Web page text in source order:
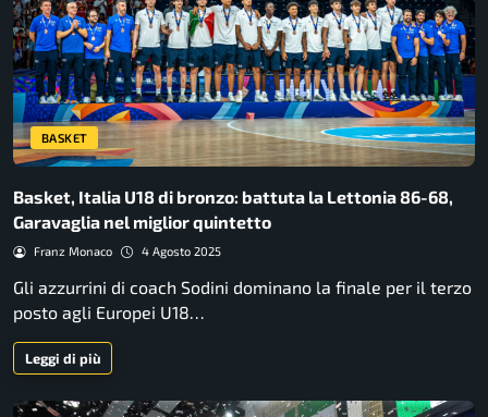
BASKET
Basket, Italia U18 di bronzo: battuta la Lettonia 86-68,
Garavaglia nel miglior quintetto
Franz Monaco 4 Agosto 2025
Gli azzurrini di coach Sodini dominano la finale per il terzo
posto agli Europei U18…
Leggi di più